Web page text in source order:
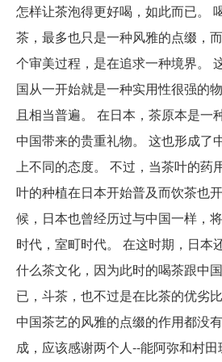
怎样让茶泡得更好喝，如此而已。
茶，最多也只是一种风雅的点缀，
个审美过程，是在追求一种境界。
国从一开始就是一种实用性很强的
且相当普遍。 在日本，茶原本是一
中国带来的贵重礼物。 这也形成了
上不同的态度。 不过，当茶叶的药
叶的种植在日本开始普及而饮茶也
候，日本也曾经历过与中国一样，
时代，室町时代。 在这时期，日本
什么茶文化，因为此时的喝茶跟中
已，斗茶，也不过是在比茶的优劣
中国茶艺的风雅的点缀的作用都没
成，应该感谢两个人--能阿弥和村